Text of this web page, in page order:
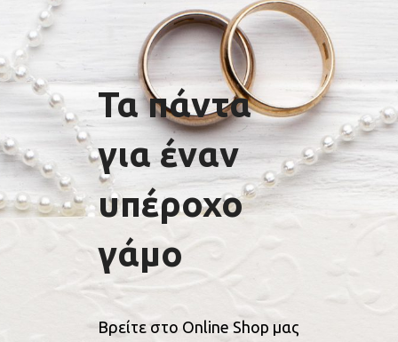
Τα πάντα
για έναν
υπέροχο
γάμο
Βρείτε στο Online Shop μας